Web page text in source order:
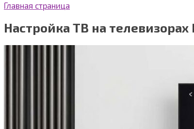
Главная страница
Настройка ТВ на